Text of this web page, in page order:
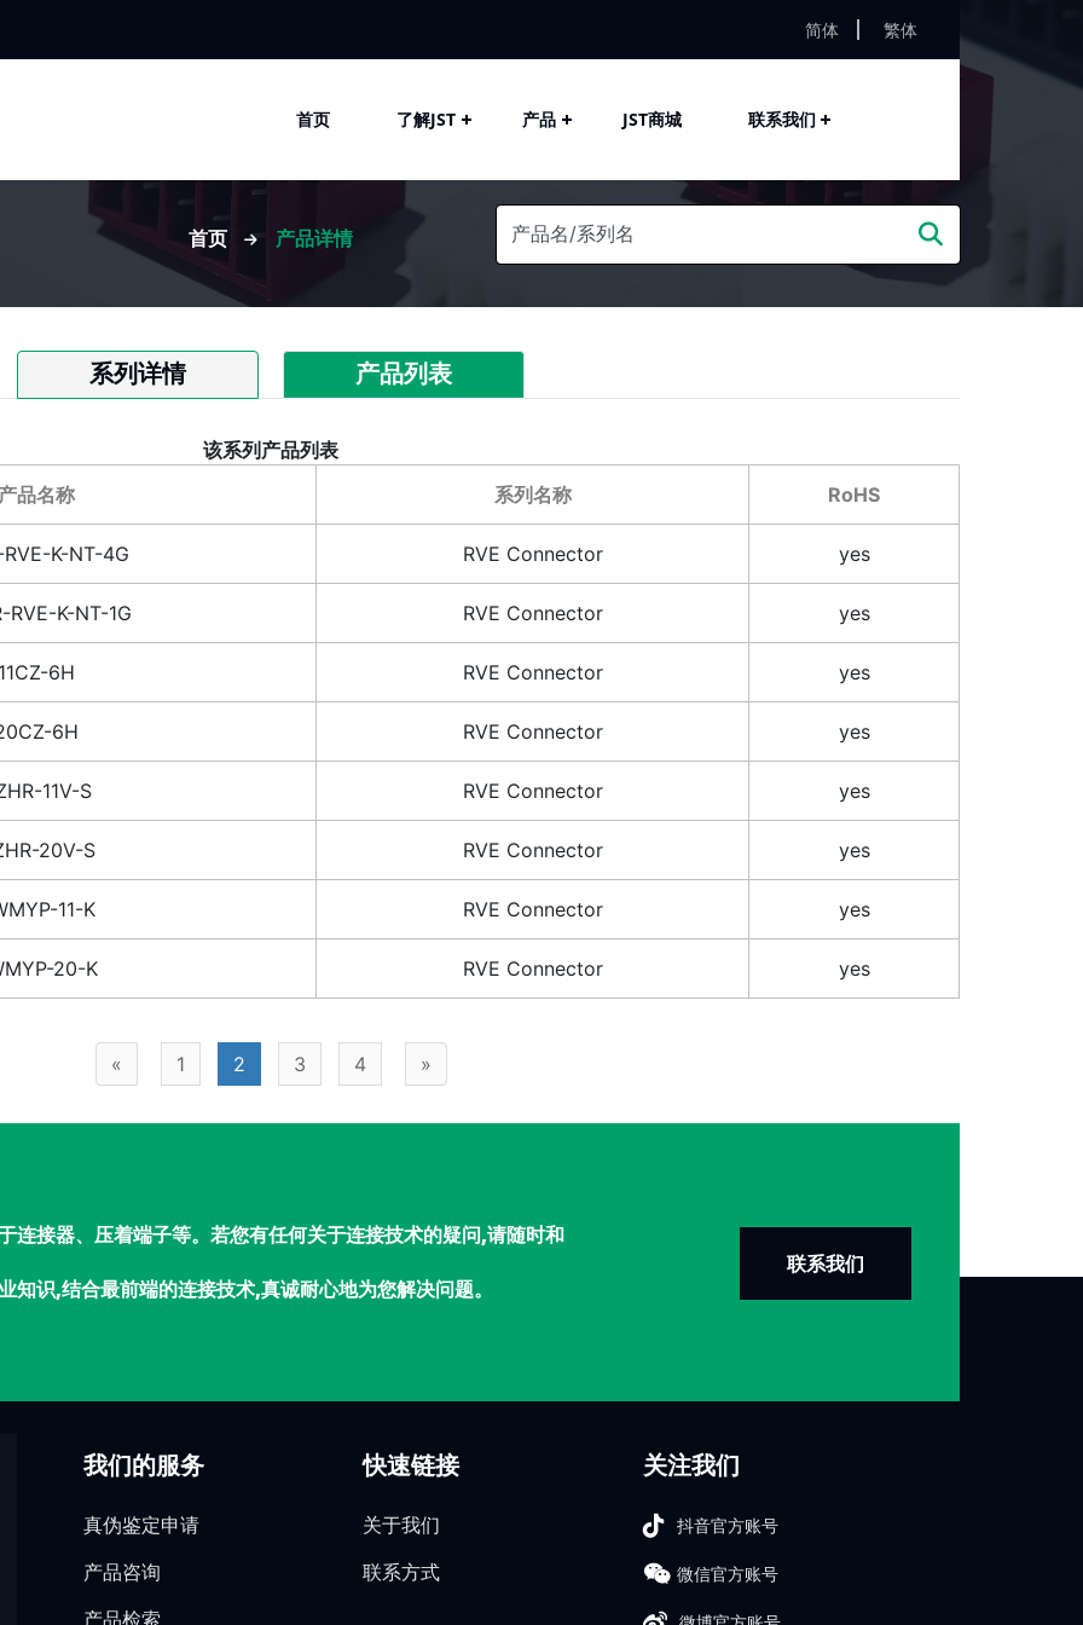
简体 繁体
首页 了解JST 产品 JST商城 联系我们
首页 产品详情
系列详情 产品列表
该系列产品列表
产品名称 系列名称 RoHS
RVE-K-NT-4G RVE Connector yes
RVE-K-NT-1G RVE Connector yes
11CZ-6H RVE Connector yes
6H RVE Connector yes
11V-S RVE Connector yes
20V-S RVE Connector yes
11-K RVE Connector yes
20-K RVE Connector yes
« 1 2 3 4 »
连接器、压着端子等。若您有任何关于连接技术的疑问,请随时和
识,结合最前端的连接技术,真诚耐心地为您解决问题。
联系我们
我们的服务
真伪鉴定申请
产品咨询
产品检索
快速链接
关于我们
联系方式
关注我们
抖音官方账号
微信官方账号